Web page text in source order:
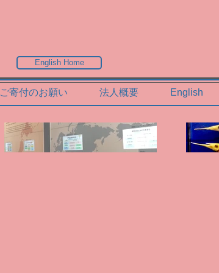
ご寄付のお願い 法人概要 English
English Home